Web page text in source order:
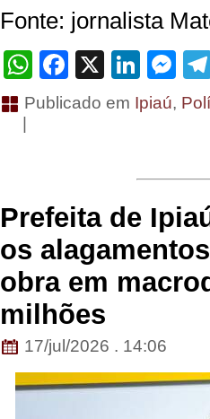
Fonte: jornalista
WhatsApp
Facebook
X
Publicado em Ipiaú,
Prefeita de
os
obra em
milhões
17/jul/2026 . 14:06